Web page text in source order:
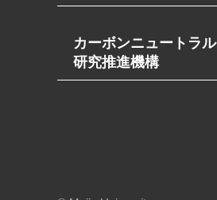
カーボンニュートラル
研究推進機構